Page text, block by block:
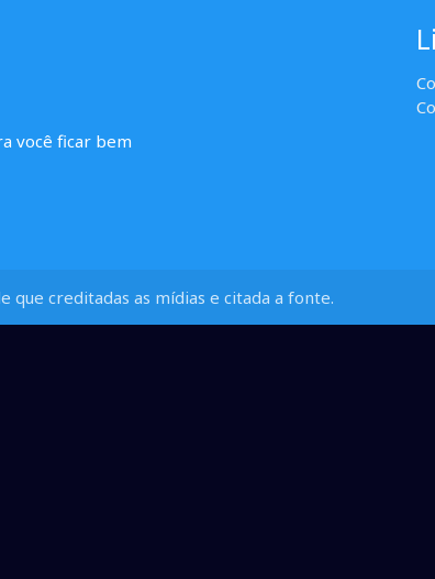
você ficar bem
creditadas as mídias e citada a fonte.